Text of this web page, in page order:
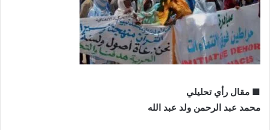
■ مقال رأي تحليلي
محمد عبد الرحمن ولد عبد الله